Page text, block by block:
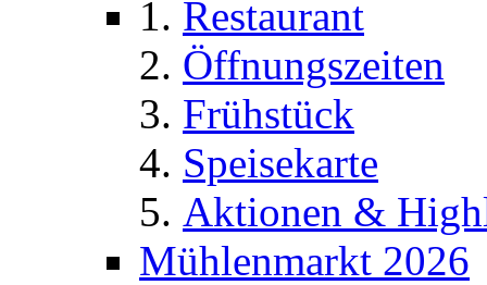
Restaurant
Öffnungszeiten
Frühstück
Speisekarte
Aktionen &
Mühlenmarkt 2026